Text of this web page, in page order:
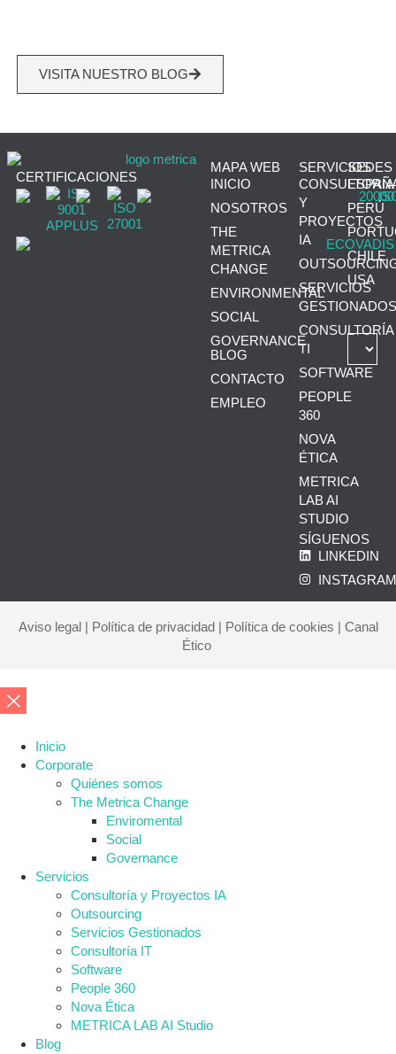
VISITA NUESTRO BLOG
CERTIFICACIONES
MAPA WEB
INICIO
NOSOTROS
THE
METRICA
CHANGE
ENVIRONMENTAL
SOCIAL
GOVERNANCE
BLOG
CONTACTO
EMPLEO
SERVICIOS
CONSULTORÍA
Y
PROYECTOS
IA
SERVICIOS
GESTIONADOS
CONSULTORÍA
TI
SOFTWARE
PEOPLE
360
NOVA
ÉTICA
METRICA
LAB AI
STUDIO
SÍGUENOS
LINKEDIN
SEDES
PERÚ
CHILE
USA
Aviso legal| Política de privacidad| Política de cookies | Canal
Ético
Inicio
Corporate
Quiénes somos
The Metrica Change
Enviromental
Social
Governance
Servicios
Consultoría y Proyectos IA
Outsourcing
Servicios Gestionados
Consultoría IT
Software
People 360
Nova Ética
METRICA LAB AI Studio
Blog